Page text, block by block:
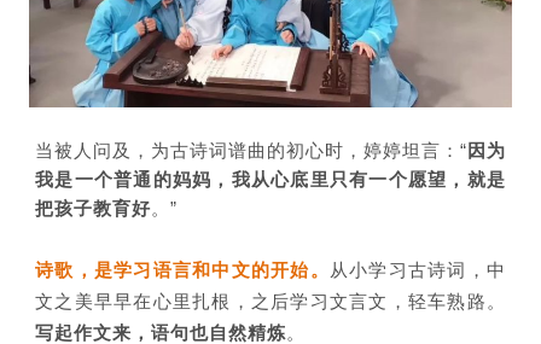
当被人问及，为古诗词谱曲的初心时，婷婷坦言：“ 因为
我是一个普通的妈妈，我从心底里只有一个愿望，就是
把孩子教育好。”
诗歌，是学习语言和中文的开始。 从小学习古诗词，中
文之美早早在心里扎根 ，之后学习文言文，轻车熟路。
写起作文来，语句也自然精炼。